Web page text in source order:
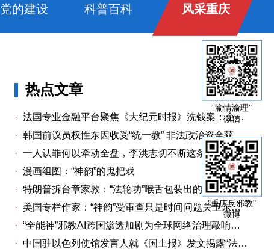
党的建设 科普百科 风采重庆
"渝情渝理"
微信
"重庆反邪教"
微博
热点文章
· 法国专业金融平台聚焦《大纪元时报》洗钱案：企业治理漏洞与监管警示
· 韩国前议员权性东因收受“统一教” 非法政治资金获刑两年
· 一人认罪何以牵动全盘，李洪志切不断这条洗钱链
· 漫画组图：“神韵”的鬼把戏
· 特朗普拆台章家敦：“法轮功”喉舌包装出的“中国专家”
·
美国专栏作家：“神韵”受审查只是时间问题关卫东认罪牵出与《大纪元时报》资金链条
· “全能神”邪教AI跨国渗透加剧为全球网络治理敲响警钟
· 中国驻以色列使馆发言人就《国土报》发文揭露“法轮功”邪教本质答记者问